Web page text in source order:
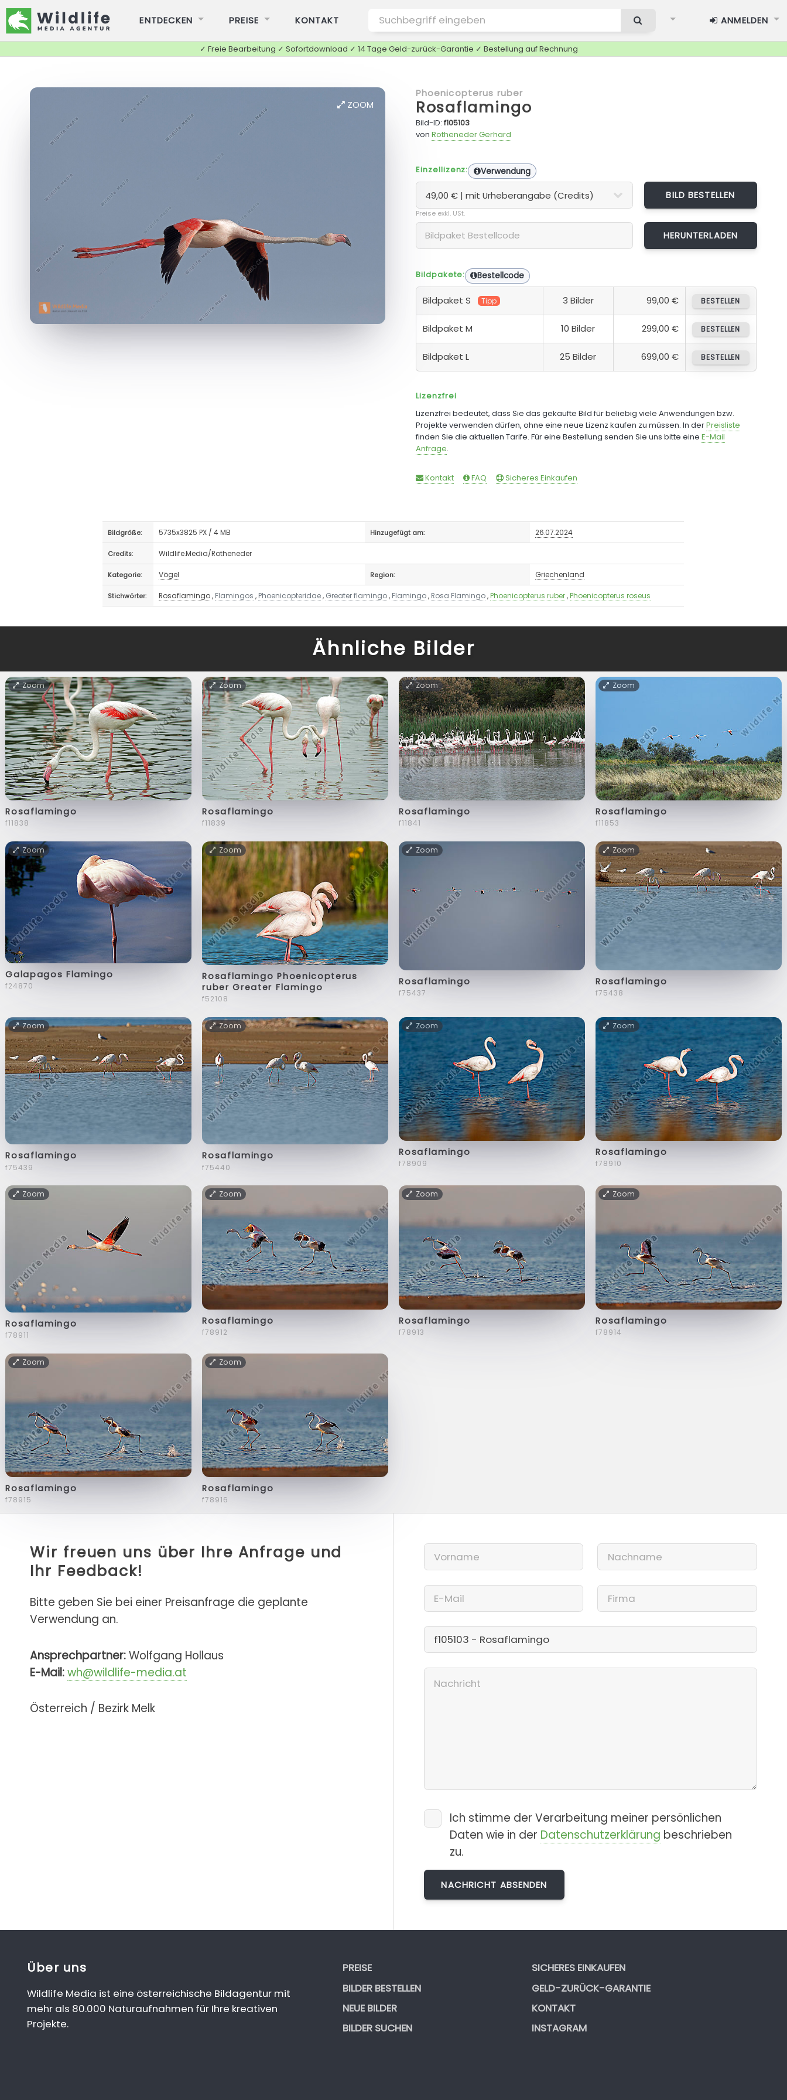
ENTDECKEN PREISE KONTAKT ANMELDEN
✓ Freie Bearbeitung ✓ Sofortdownload ✓ 14 Tage Geld-zurück-Garantie ✓ Bestellung auf Rechnung
ZOOM
Phoenicopterus ruber
Rosaflamingo
Bild-ID:f105103
von Rotheneder Gerhard
Einzellizenz: Verwendung
BILD BESTELLEN
Preise exkl. USt.
Bildpakete: Bestellcode
Bildpaket S Tipp 3 Bilder 99,00 € BESTELLEN
Bildpaket M 10 Bilder 299,00 € BESTELLEN
Bildpaket L 25 Bilder 699,00 € BESTELLEN
Lizenzfrei
Lizenzfrei bedeutet, dass Sie das gekaufte Bild für beliebig viele Anwendungen bzw.
Projekte verwenden dürfen, ohne eine neue Lizenz kaufen zu müssen. In derPreisliste
finden Sie die aktuellen Tarife. Für eine Bestellung senden Sie uns bitte eine E-Mail
Anfrage.
Kontakt FAQ Sicheres Einkaufen
Bildgröße: 5735x3825 PX / 4 MB Hinzugefügt am: 26.07.2024
Credits: Wildlife.Media/Rotheneder
Kategorie: Vögel Region: Griechenland
Stichwörter: Rosaflamingo, Flamingos , Phoenicopteridae, Greater flamingo, Flamingo, Rosa Flamingo,Phoenicopterus ruber,Phoenicopterus roseus
Ähnliche Bilder
Zoom
Rosaflamingo
f11838
Zoom
Rosaflamingo
f11839
Zoom
Rosaflamingo
f11841
Zoom
Rosaflamingo
f11853
Zoom
Galapagos Flamingo
f24870
Zoom
Rosaflamingo Phoenicopterus
ruber Greater Flamingo
f52108
Zoom
Rosaflamingo
f75437
Zoom
Rosaflamingo
f75438
Zoom
Rosaflamingo
f75439
Zoom
Rosaflamingo
f75440
Zoom
Rosaflamingo
f78909
Zoom
Rosaflamingo
f78910
Zoom
Rosaflamingo
f78911
Zoom
Rosaflamingo
f78912
Zoom
Rosaflamingo
f78913
Zoom
Rosaflamingo
f78914
Zoom
Rosaflamingo
f78915
Zoom
Rosaflamingo
f78916
Wir freuen uns über Ihre Anfrage und
Ihr Feedback!
Bitte geben Sie bei einer Preisanfrage die geplante
Verwendung an.
Ansprechpartner:Wolfgang Hollaus
E-Mail:wh@wildlife-media.at
Österreich / Bezirk Melk
Ich stimme der Verarbeitung meiner persönlichen
Daten wie in der Datenschutzerklärung beschrieben
zu.
Über uns
Wildlife Media ist eine österreichische Bildagentur mit
mehr als 80.000 Naturaufnahmen für Ihre kreativen
Projekte.
PREISE
BILDER BESTELLEN
NEUE BILDER
BILDER SUCHEN
SICHERES EINKAUFEN
GELD-ZURÜCK-GARANTIE
KONTAKT
INSTAGRAM